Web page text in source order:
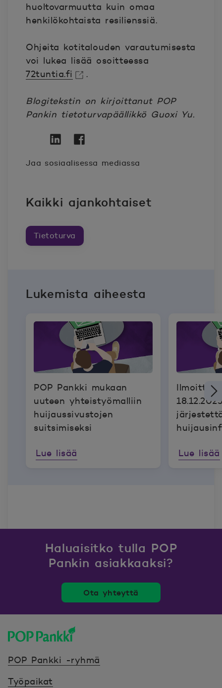
huoltovarmuutta kuin omaa
henkilökohtaista resilienssiä.
Ohjeita kotitalouden varautumisesta
voi lukea lisää osoitteessa
72tuntia.fi
.
Blogitekstin on kirjoittanut POP
Pankin tietoturvapäällikkö Guoxi Yu.
Jaa sosiaalisessa mediassa
Kaikki ajankohtaiset
Tietoturva
Lukemista aiheesta
POP Pankki mukaan
uuteen yhteistyömalliin
huijaussivustojen
suitsimiseksi
Lue lisää Lue lisää
Haluaisitko tulla POP
Pankin asiakkaaksi?
Ota yhteyttä
POP Pankki -ryhmä
Työpaikat